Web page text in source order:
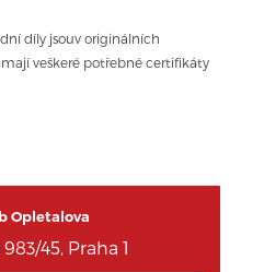
díly jsouv originálních
veškeré potřebné certifikáty
Opletalova
45, Praha 1